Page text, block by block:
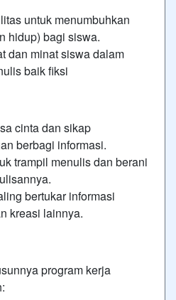
untuk menumbuhkan
hidup) bagi siswa.
dan minat siswa dalam
baik fiksi
cinta dan sikap
berbagi informasi.
trampil menulis dan berani
bertukar informasi
kreasi lainnya.
program kerja